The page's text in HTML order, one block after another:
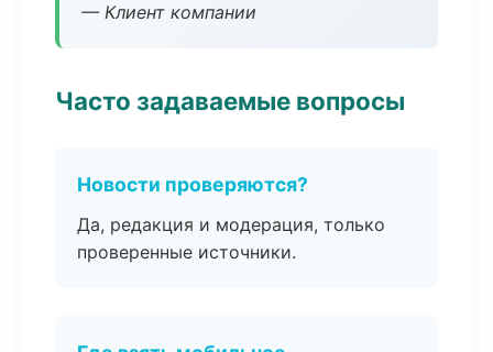
— Клиент компании
Часто задаваемые вопросы
Новости проверяются?
Да, редакция и модерация, только
проверенные источники.